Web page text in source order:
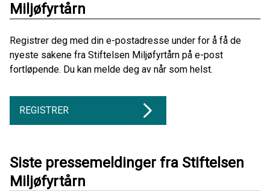
Miljøfyrtårn
Registrer deg med din e-postadresse under for å få de
nyeste sakene fra Stiftelsen Miljøfyrtårn på e-post
fortløpende. Du kan melde deg av når som helst.
REGISTRER
Siste pressemeldinger fra Stiftelsen
Miljøfyrtårn